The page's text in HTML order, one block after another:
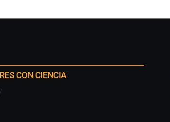
CON CIENCIA